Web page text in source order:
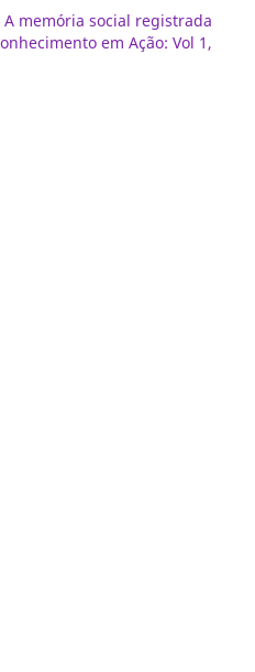
A memória social registrada
em Ação: Vol 1,